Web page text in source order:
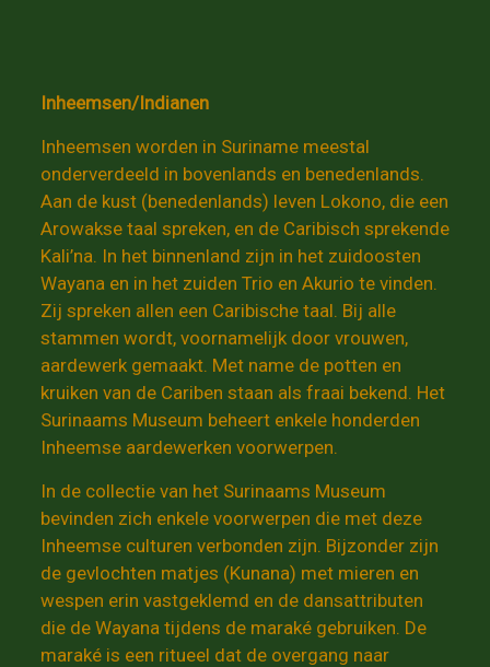
Inheemsen/Indianen
Inheemsen worden in Suriname meestal
onderverdeeld in bovenlands en benedenlands.
Aan de kust (benedenlands) leven Lokono, die een
Arowakse taal spreken, en de Caribisch sprekende
Kali’na. In het binnenland zijn in het zuidoosten
Wayana en in het zuiden Trio en Akurio te vinden.
Zij spreken allen een Caribische taal. Bij alle
stammen wordt, voornamelijk door vrouwen,
aardewerk gemaakt. Met name de potten en
kruiken van de Cariben staan als fraai bekend. Het
Surinaams Museum beheert enkele honderden
Inheemse aardewerken voorwerpen.
In de collectie van het Surinaams Museum
bevinden zich enkele voorwerpen die met deze
Inheemse culturen verbonden zijn. Bijzonder zijn
de gevlochten matjes (Kunana) met mieren en
wespen erin vastgeklemd en de dansattributen
die de Wayana tijdens de maraké gebruiken. De
maraké is een ritueel dat de overgang naar